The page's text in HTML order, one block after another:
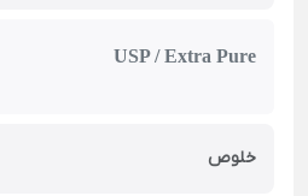
USP / Extra Pure
خلوص